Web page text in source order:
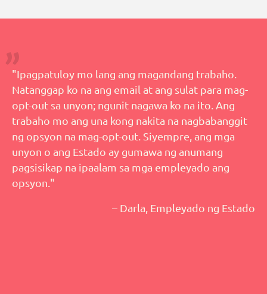
"Ipagpatuloy mo lang ang magandang trabaho.
Natanggap ko na ang email at ang sulat para mag-
opt-out sa unyon; ngunit nagawa ko na ito. Ang
trabaho mo ang una kong nakita na nagbabanggit
ng opsyon na mag-opt-out. Siyempre, ang mga
unyon o ang Estado ay gumawa ng anumang
pagsisikap na ipaalam sa mga empleyado ang
opsyon."
– Darla, Empleyado ng Estado